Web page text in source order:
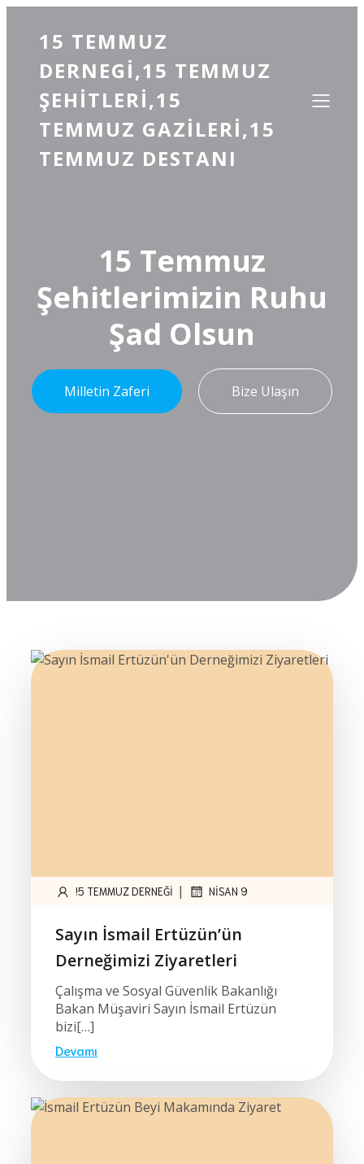
15 TEMMUZ
DERNEGI,15 TEMMUZ
ŞEHITLERI,15
TEMMUZ GAZILERI,15
TEMMUZ DESTANI
15 Temmuz
Şehitlerimizin Ruhu
Şad Olsun
Milletin Zaferi Bize Ulaşın
!5 TEMMUZ DERNEĞI | NISAN 9
Sayın İsmail Ertüzün’ün
Derneğimizi Ziyaretleri
Çalışma ve Sosyal Güvenlik Bakanlığı
Bakan Müşaviri Sayın İsmail Ertüzün
bizi[…]
Devamı